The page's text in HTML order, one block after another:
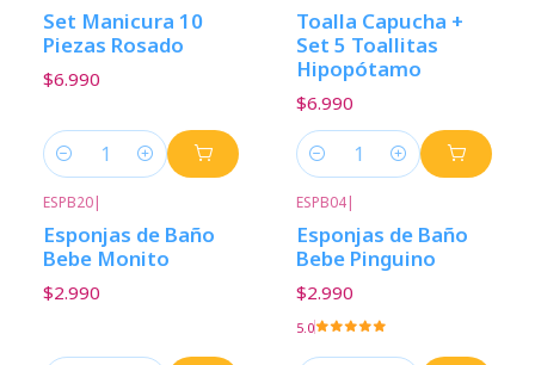
Set Manicura 10
Piezas Rosado
$6.990
Cantidad
Toalla Capucha +
Set 5 Toallitas
Hipopótamo
$6.990
Cantidad
ESPB20|
Esponjas de Baño
Bebe Monito
$2.990
ESPB04|
Esponjas de Baño
Bebe Pinguino
$2.990
5.0